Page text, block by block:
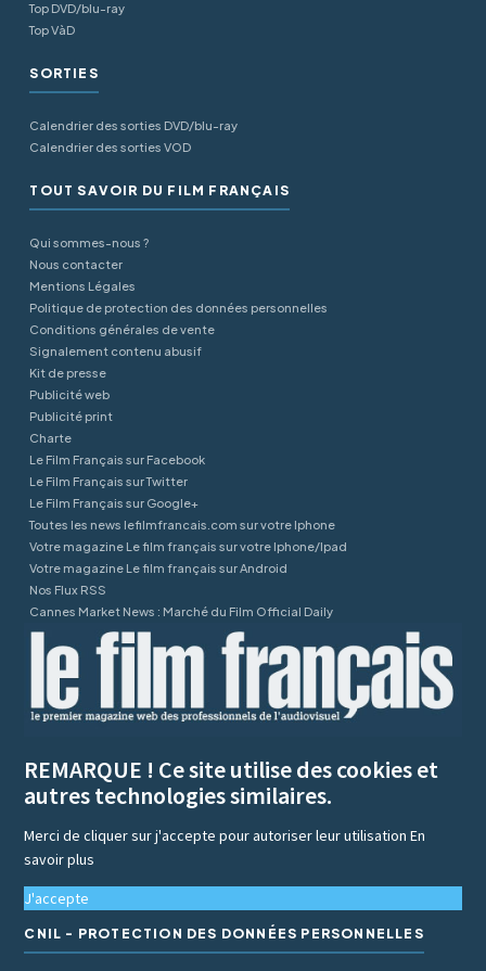
Top DVD/blu-ray
Top VàD
SORTIES
Calendrier des sorties DVD/blu-ray
Calendrier des sorties VOD
TOUT SAVOIR DU FILM FRANÇAIS
Qui sommes-nous ?
Nous contacter
Mentions Légales
Politique de protection des données personnelles
Conditions générales de vente
Signalement contenu abusif
Kit de presse
Publicité web
Publicité print
Charte
Le Film Français sur Facebook
Le Film Français sur Twitter
Le Film Français sur Google+
Toutes les news lefilmfrancais.com sur votre Iphone
Votre magazine Le film français sur votre Iphone/Ipad
Votre magazine Le film français sur Android
Nos Flux RSS
Cannes Market News : Marché du Film Official Daily
REMARQUE ! Ce site utilise des cookies et
autres technologies similaires.
Merci de cliquer sur j'accepte pour autoriser leur utilisationEn
savoir plus
J'accepte
CNIL - PROTECTION DES DONNÉES PERSONNELLES